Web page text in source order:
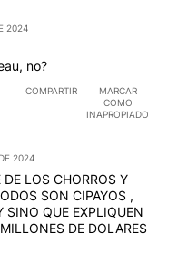
2024
no?
COMPARTIR
MARCAR
COMO
INAPROPIADO
2024
LOS CHORROS Y
SON CIPAYOS ,
SINO QUE EXPLIQUEN
DE DOLARES